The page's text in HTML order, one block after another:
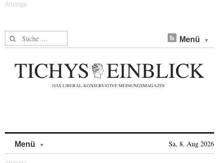
Suche nach: Menü
Menü Sa, 8. Aug 2026